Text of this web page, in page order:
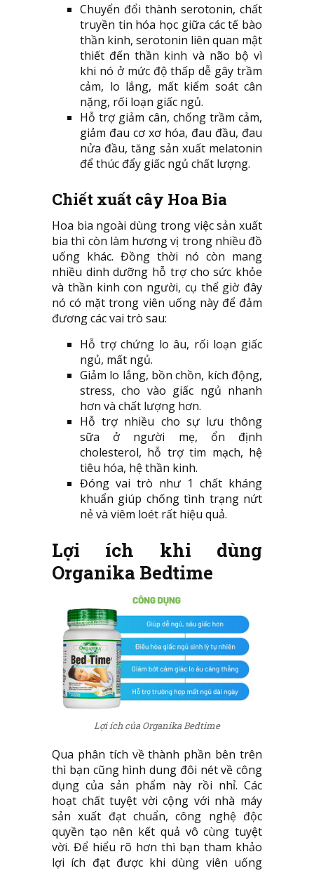
Chuyển đổi thành serotonin, chất
truyền tin hóa học giữa các tế bào
thần kinh, serotonin liên quan mật
thiết đến thần kinh và não bộ vì
khi nó ở mức độ thấp dễ gây trầm
cảm, lo lắng, mất kiểm soát cân
nặng, rối loạn giấc ngủ.
Hỗ trợ giảm cân, chống trầm cảm,
giảm đau cơ xơ hóa, đau đầu, đau
nửa đầu, tăng sản xuất melatonin
để thúc đẩy giấc ngủ chất lượng.
Chiết xuất cây Hoa Bia
Hoa bia ngoài dùng trong việc sản xuất
bia thì còn làm hương vị trong nhiều đồ
uống khác. Đồng thời nó còn mang
nhiều dinh dưỡng hỗ trợ cho sức khỏe
và thần kinh con người, cụ thể giờ đây
nó có mặt trong viên uống này để đảm
đương các vai trò sau:
Hỗ trợ chứng lo âu, rối loạn giấc
ngủ, mất ngủ.
Giảm lo lắng, bồn chồn, kích động,
stress, cho vào giấc ngủ nhanh
hơn và chất lượng hơn.
Hỗ trợ nhiều cho sự lưu thông
sữa ở người mẹ, ổn định
cholesterol, hỗ trợ tim mạch, hệ
tiêu hóa, hệ thần kinh.
Đóng vai trò như 1 chất kháng
khuẩn giúp chống tình trạng nứt
nẻ và viêm loét rất hiệu quả.
Lợi ích khi dùng
Organika Bedtime
Lợi ích của Organika Bedtime
Qua phân tích về thành phần bên trên
thì bạn cũng hình dung đôi nét về công
dụng của sản phẩm này rồi nhỉ. Các
hoạt chất tuyệt vời cộng với nhà máy
sản xuất đạt chuẩn, công nghệ độc
quyền tạo nên kết quả vô cùng tuyệt
vời. Để hiểu rõ hơn thì bạn tham khảo
lợi ích đạt được khi dùng viên uống